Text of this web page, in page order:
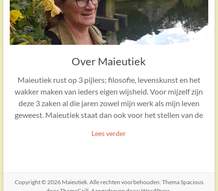
Over Maieutiek
Maieutiek rust op 3 pijlers; filosofie, levenskunst en het
wakker maken van ieders eigen wijsheid. Voor mijzelf zijn
deze 3 zaken al die jaren zowel mijn werk als mijn leven
geweest. Maieutiek staat dan ook voor het stellen van de
Lees verder
Copyright © 2026 Maieutiek. Alle rechten voorbehouden. ThemaSpacious